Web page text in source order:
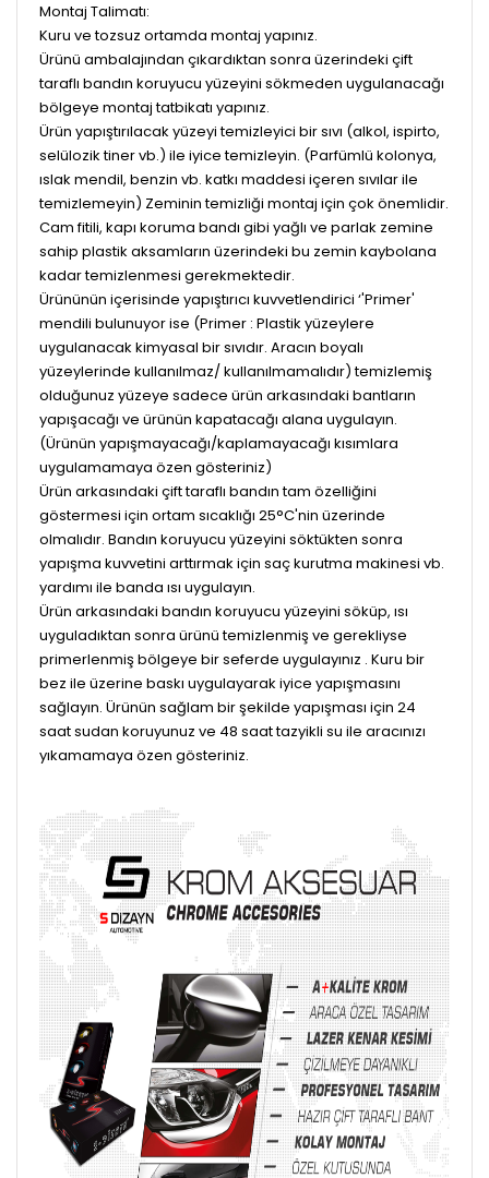
Montaj Talimatı:
Kuru ve tozsuz ortamda montaj yapınız.
Ürünü ambalajından çıkardıktan sonra üzerindeki çift
taraflı bandın koruyucu yüzeyini sökmeden uygulanacağı
bölgeye montaj tatbikatı yapınız.
Ürün yapıştırılacak yüzeyi temizleyici bir sıvı (alkol, ispirto,
selülozik tiner vb.) ile iyice temizleyin. (Parfümlü kolonya,
ıslak mendil, benzin vb. katkı maddesi içeren sıvılar ile
temizlemeyin) Zeminin temizliği montaj için çok önemlidir.
Cam fitili, kapı koruma bandı gibi yağlı ve parlak zemine
sahip plastik aksamların üzerindeki bu zemin kaybolana
kadar temizlenmesi gerekmektedir.
Ürününün içerisinde yapıştırıcı kuvvetlendirici ‘'Primer'
mendili bulunuyor ise (Primer : Plastik yüzeylere
uygulanacak kimyasal bir sıvıdır. Aracın boyalı
yüzeylerinde kullanılmaz/ kullanılmamalıdır) temizlemiş
olduğunuz yüzeye sadece ürün arkasındaki bantların
yapışacağı ve ürünün kapatacağı alana uygulayın.
(Ürünün yapışmayacağı/kaplamayacağı kısımlara
uygulamamaya özen gösteriniz)
Ürün arkasındaki çift taraflı bandın tam özelliğini
göstermesi için ortam sıcaklığı 25°C'nin üzerinde
olmalıdır. Bandın koruyucu yüzeyini söktükten sonra
yapışma kuvvetini arttırmak için saç kurutma makinesi vb.
yardımı ile banda ısı uygulayın.
Ürün arkasındaki bandın koruyucu yüzeyini söküp, ısı
uyguladıktan sonra ürünü temizlenmiş ve gerekliyse
primerlenmiş bölgeye bir seferde uygulayınız . Kuru bir
bez ile üzerine baskı uygulayarak iyice yapışmasını
sağlayın. Ürünün sağlam bir şekilde yapışması için 24
saat sudan koruyunuz ve 48 saat tazyikli su ile aracınızı
yıkamamaya özen gösteriniz.